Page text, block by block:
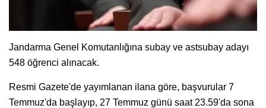
Jandarma Genel Komutanlığına subay ve astsubay adayı
548 öğrenci alınacak.
Resmi Gazete'de yayımlanan ilana göre, başvurular 7
Temmuz'da başlayıp, 27 Temmuz günü saat 23.59'da sona